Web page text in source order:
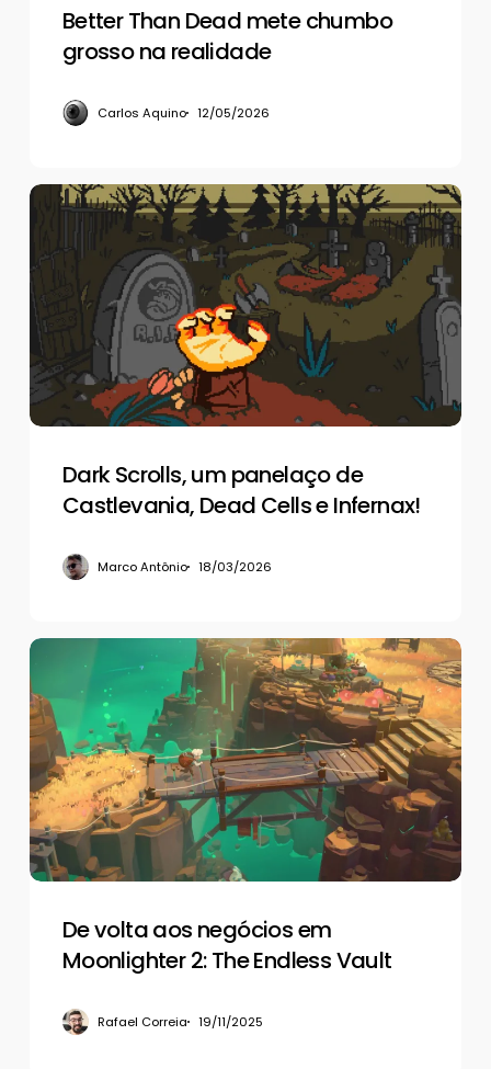
Better Than Dead mete chumbo
grosso na realidade
Carlos Aquino 12/05/2026
Dark
um
panelaço
de
Castlevania,
Dead
Cells
e
Dark Scrolls, um panelaço de
Castlevania, Dead Cells e Infernax!
Marco Antônio 18/03/2026
De
volta
aos
negócios
em
Moonlighter
2:
The
Endless
De volta aos negócios em
Moonlighter 2: The Endless Vault
Rafael Correia 19/11/2025